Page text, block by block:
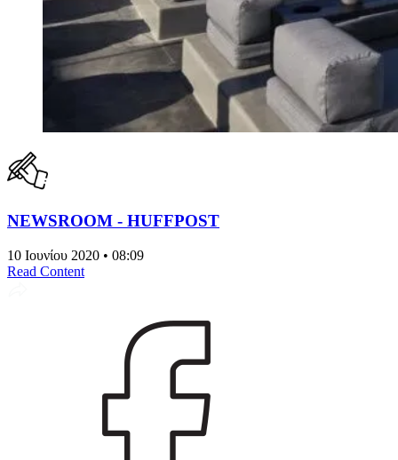
NEWSROOM - HUFFPOST
10 Ιουνίου 2020 • 08:09
Read Content